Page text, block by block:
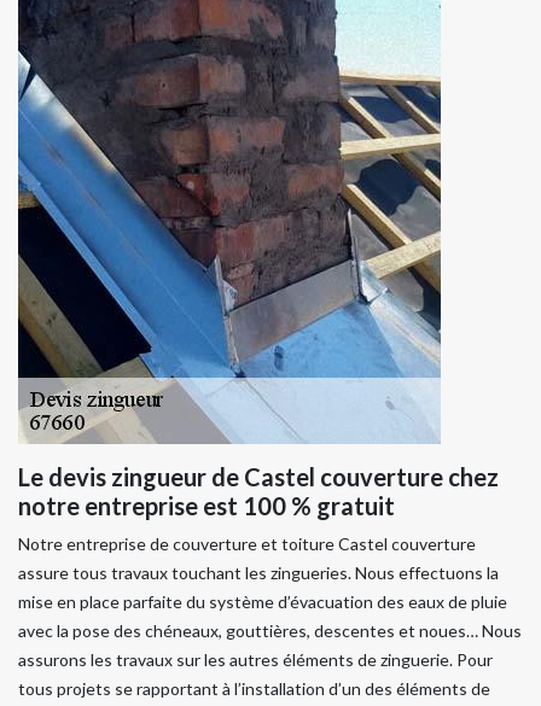
Le devis zingueur de Castel couverture chez
notre entreprise est 100 % gratuit
Notre entreprise de couverture et toiture Castel couverture
assure tous travaux touchant les zingueries. Nous effectuons la
mise en place parfaite du système d’évacuation des eaux de pluie
avec la pose des chéneaux, gouttières, descentes et noues… Nous
assurons les travaux sur les autres éléments de zinguerie. Pour
tous projets se rapportant à l’installation d’un des éléments de